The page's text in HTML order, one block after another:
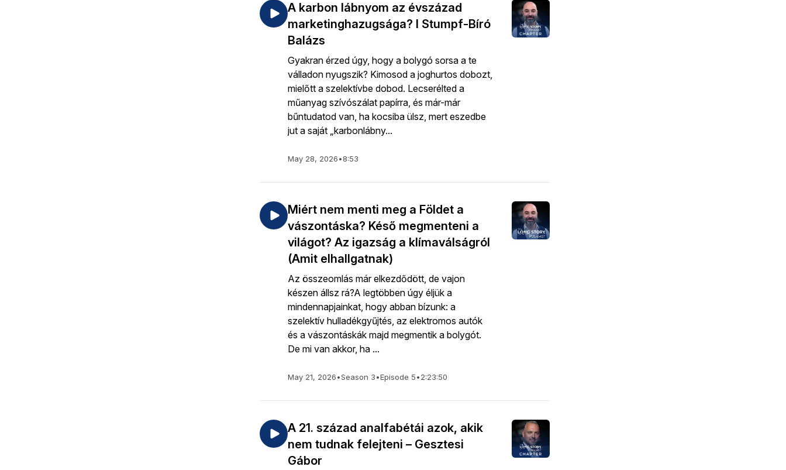
A karbon lábnyom az évszázad
marketinghazugsága? l Stumpf-Bíró
Balázs
Gyakran érzed úgy, hogy a bolygó sorsa a te
válladon nyugszik? Kimosod a joghurtos dobozt,
mielőtt a szelektívbe dobod. Lecserélted a
műanyag szívószálat papírra, és már-már
bűntudatod van, ha kocsiba ülsz, mert eszedbe
jut a saját „karbonlábny...
May 28, 2026•8:53
Miért nem menti meg a Földet a
vászontáska? Késő megmenteni a
világot? Az igazság a klímaválságról
(Amit elhallgatnak)
Az összeomlás már elkezdődött, de vajon
készen állsz rá?A legtöbben úgy éljük a
mindennapjainkat, hogy abban bízunk: a
szelektív hulladékgyűjtés, az elektromos autók
és a vászontáskák majd megmentik a bolygót.
De mi van akkor, ha ...
May 21, 2026•Season 3•Episode 5•2:23:50
A 21. század analfabétái azok, akik
nem tudnak felejteni – Gesztesi
Gábor